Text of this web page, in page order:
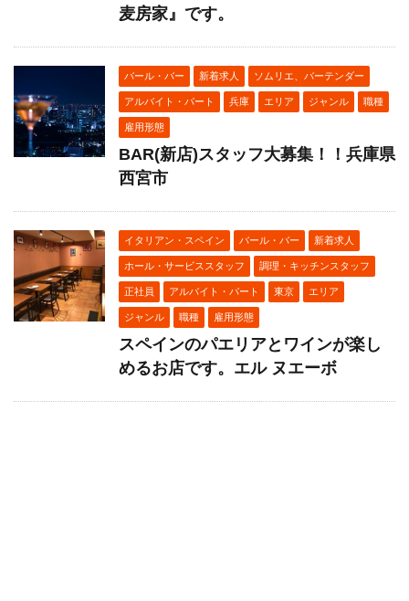
麦房家』です。
バール・バー 新着求人 ソムリエ、バーテンダー
アルバイト・パート 兵庫 エリア ジャンル 職種
雇用形態
BAR(新店)スタッフ大募集！！兵庫県
西宮市
イタリアン・スペイン バール・バー 新着求人
ホール・サービススタッフ 調理・キッチンスタッフ
正社員 アルバイト・パート 東京 エリア
ジャンル 職種 雇用形態
スペインのパエリアとワインが楽し
めるお店です。エル ヌエーボ